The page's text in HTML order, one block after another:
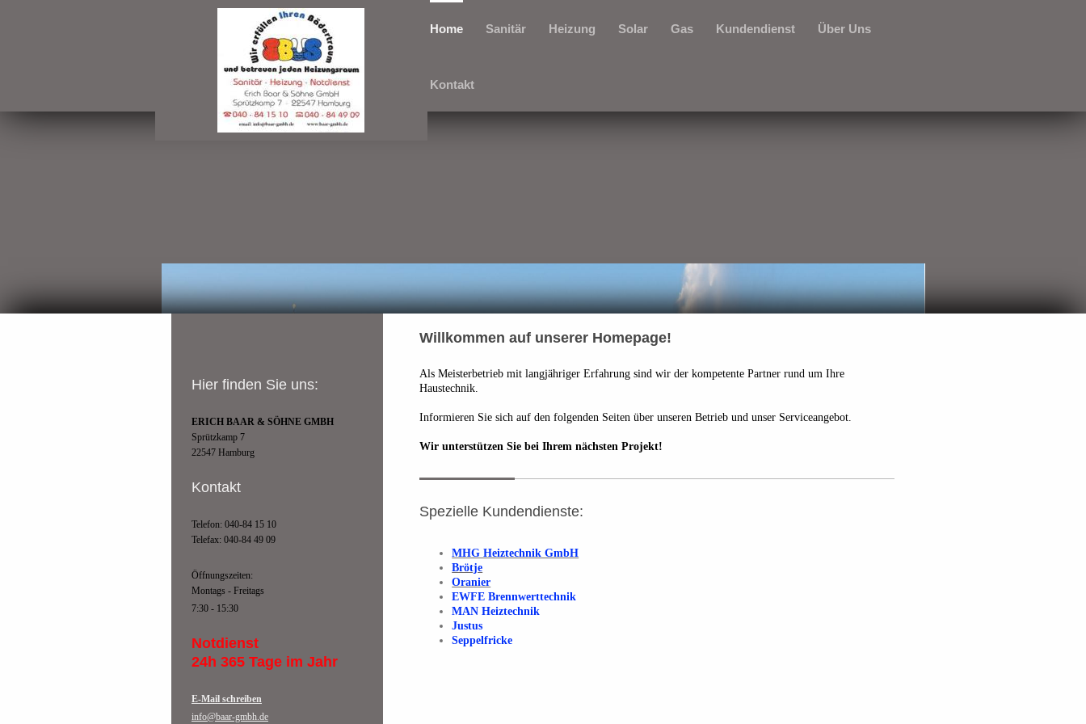
Home Sanitär Heizung Solar Gas Kundendienst Über Uns
Kontakt
Willkommen auf unserer Homepage!
Als Meisterbetrieb mit langjähriger Erfahrung sind wir der kompetente Partner rund um Ihre
Haustechnik.
Informieren Sie sich auf den folgenden Seiten über unseren Betrieb und unser Serviceangebot.
Wir unterstützen Sie bei Ihrem nächsten Projekt!
Spezielle Kundendienste:
MHG Heiztechnik GmbH
Brötje
Oranier
EWFE Brennwerttechnik
MAN Heiztechnik
Justus
Seppelfricke
Hier finden Sie uns:
ERICH BAAR & SÖHNE GMBH
Sprützkamp 7
22547 Hamburg
Kontakt
Telefon: 040-84 15 10
Telefax: 040-84 49 09
Öffnungszeiten:
Montags - Freitags
7:30 - 15:30
Notdienst
24h 365 Tage im Jahr
E-Mail schreiben
info@baar-gmbh.de